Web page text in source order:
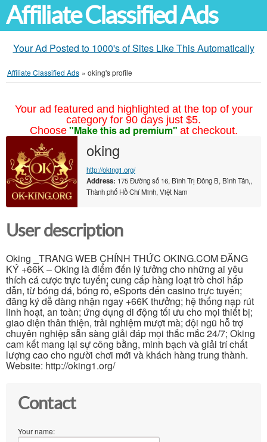
Affiliate Classified Ads
Your Ad Posted to 1000's of Sites Like This Automatically
Affiliate Classified Ads » oking's profile
Your ad featured and highlighted at the top of your
category for 90 days just $5.
Choose "Make this ad premium" at checkout.
oking
http://oking1.org/
Address: 175 Đường số 16, Bình Trị Đông B, Bình Tân,,
Thành phố Hồ Chí Minh, Việt Nam
User description
Oking _TRANG WEB CHÍNH THỨC OKING.COM ĐĂNG
KÝ +66K – Oking là điểm đến lý tưởng cho những ai yêu
thích cá cược trực tuyến; cung cấp hàng loạt trò chơi hấp
dẫn, từ bóng đá, bóng rổ, eSports đến casino trực tuyến;
đăng ký dễ dàng nhận ngay +66K thưởng; hệ thống nạp rút
linh hoạt, an toàn; ứng dụng di động tối ưu cho mọi thiết bị;
giao diện thân thiện, trải nghiệm mượt mà; đội ngũ hỗ trợ
chuyên nghiệp sẵn sàng giải đáp mọi thắc mắc 24/7; Oking
cam kết mang lại sự công bằng, minh bạch và giải trí chất
lượng cao cho người chơi mới và khách hàng trung thành.
Website: http://oking1.org/
Contact
Your name: